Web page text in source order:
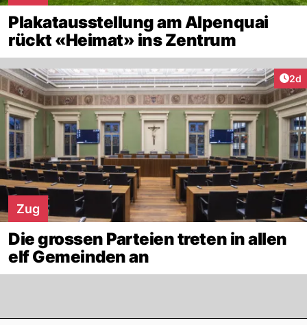
Plakatausstellung am Alpenquai
rückt «Heimat» ins Zentrum
2d
Zug
Die grossen Parteien treten in allen
elf Gemeinden an